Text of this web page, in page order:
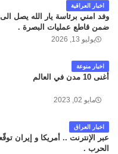
اخبار العراقية
وفد امني برئاسة يار الله يصل الى
ضمن قاطع عمليات البصرة .
يوليو 13, 2026
اخبار منوعة
أغنى 10 مدن في العالم
مايو 02, 2023
اخبار العراق
عبر الإنترنت .. أمريكا و إيران
الحرب .